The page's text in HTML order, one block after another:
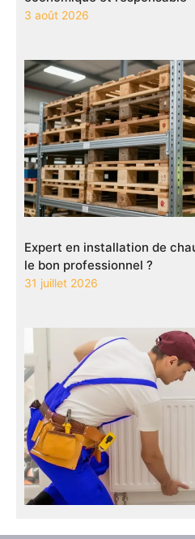
3 août 2026
Expert en installation de
le bon professionnel ?
31 juillet 2026